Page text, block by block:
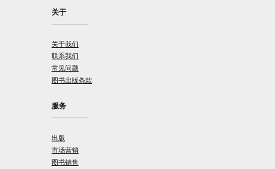
关于
关于我们
联系我们
常见问题
图书出版条款
服务
出版
市场营销
图书销售